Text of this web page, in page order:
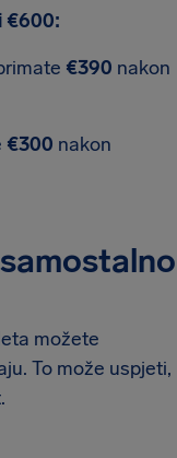
€600:
€390 nakon
€300 nakon
možete
To može uspjeti,